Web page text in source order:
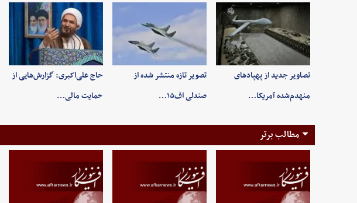
تصاویر جدید از پهپادهای
منهدم‌شده آمریکا…
تصویر تازه منتشر شده از
صندلی اف۱۵…
حاج علی‌اکبری: گزارش‌هایی از
حمایت مالی…
مطالب برتر